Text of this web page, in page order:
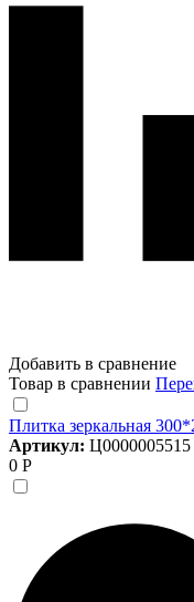
Добавить в сравнение
Товар в сравнении
Плитка зеркальная
Артикул: Ц0000005515
0 Р